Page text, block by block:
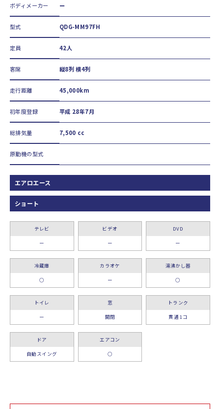
ボディメーカー ー
型式 QDG-MM97FH
定員 42人
客席 縦8列 横4列
走行距離 45,000km
初年度登録 平成 28年7月
総排気量 7,500 cc
原動機の型式
エアロエース
ショート
テレビ
ー
ビデオ
ー
DVD
ー
冷蔵庫
○
カラオケ
ー
湯沸かし器
○
トイレ
ー
窓
開閉
トランク
貫通 1コ
ドア
自動スイング
エアコン
○